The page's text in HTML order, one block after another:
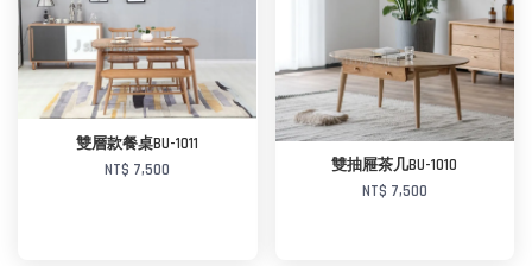
加入購物車
雙層款餐桌BU-1011
NT$ 7,500
雙抽屜茶几BU-1010
NT$ 7,500